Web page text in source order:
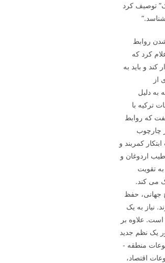
توصیف کرد
کم شدن روابط
کرد که
کند و باید به
از
به دلیل
ترکیه با
روز افزایش یافت. اردوغان، رییس جمهور ترکیه در ۲۷ ژوئن ۲۰۱۹ گفت که روابط
چارچوب
کمربند و
ترکیه، رجب طیب اردوغان و
تقویت
می­ کند.
جهانی، حفظ
نیاز به یک
علاوه بر
یک نظم جدید
منطقه
اقتصاد،